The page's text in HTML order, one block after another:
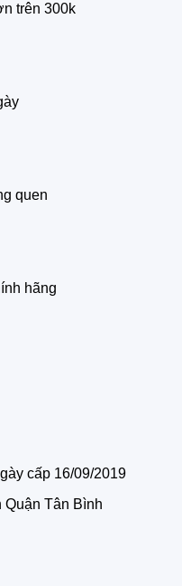
trên 300k
quen
hãng
cấp 16/09/2019
Quận Tân Bình